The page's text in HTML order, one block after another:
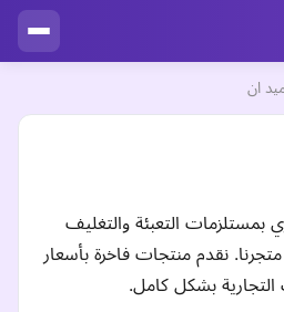
ان
التعبئة والتغليف
نقدم منتجات فاخرة بأسعار
التجارية بشكل كامل.